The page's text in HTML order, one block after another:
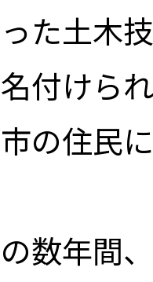
た土木
付けら
の住民
数年間